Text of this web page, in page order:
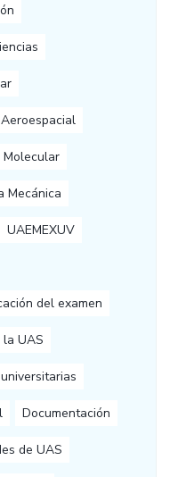
Molecular
Mecánica
UAEMEXUV
del examen
la UAS
Documentación
de UAS